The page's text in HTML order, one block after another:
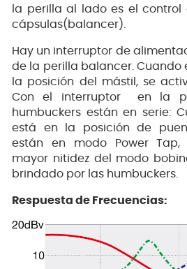
la perilla al lado es el
cápsulas(balancer).
Hay un interruptor de
de la perilla balancer. Cuando
la posición del mástil, se
Con el interruptor en la
humbuckers están en serie:
está en la posición de
están en modo Power
mayor nitidez del modo
brindado por las humbuckers.
Respuesta de Frecuencias: